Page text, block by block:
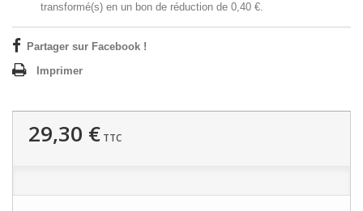
transformé(s) en un bon de réduction de 0,40 €.
Partager sur Facebook !
Imprimer
29,30 € TTC